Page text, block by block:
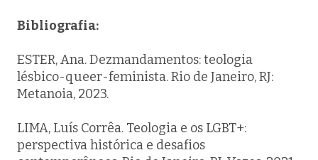
Bibliografia:
ESTER, Ana.Dezmandamentos:teologia
lésbico-queer-feminista. Rio de Janeiro, RJ:
Metanoia, 2023.
LIMA, Luís Corrêa. Teologia e os LGBT+:
perspectiva histórica e desafios